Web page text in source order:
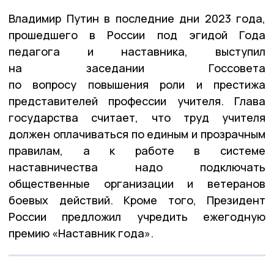
Владимир Путин в последние дни 2023 года,
прошедшего в России под эгидой Года
педагога и наставника, выступил
на заседании Госсовета
по вопросу повышения роли и престижа
представителей профессии учителя. Глава
государства считает, что труд учителя
должен оплачиваться по единым и прозрачным
правилам, а к работе в системе
наставничества надо подключать
общественные организации и ветеранов
боевых действий. Кроме того, Президент
России предложил учредить ежегодную
премию «Наставник года».